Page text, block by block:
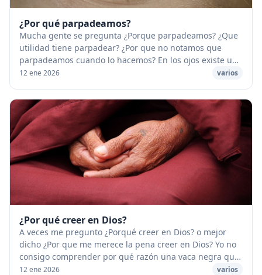
¿Por qué parpadeamos?
Mucha gente se pregunta ¿Porque parpadeamos? ¿Que
utilidad tiene parpadear? ¿Por que no notamos que
parpadeamos cuando lo hacemos? En los ojos existe una
glándula responsable de la producción de lágri...
12 ene 2026 varios
¿Por qué creer en Dios?
A veces me pregunto ¿Porqué creer en Dios? o mejor
dicho ¿Por que me merece la pena creer en Dios? Yo no
consigo comprender por qué razón una vaca negra que
se alimenta de hierba verde produce leche b...
12 ene 2026 varios